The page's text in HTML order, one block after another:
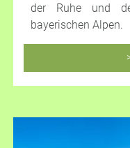
der Ruhe und
bayerischen Alpen.